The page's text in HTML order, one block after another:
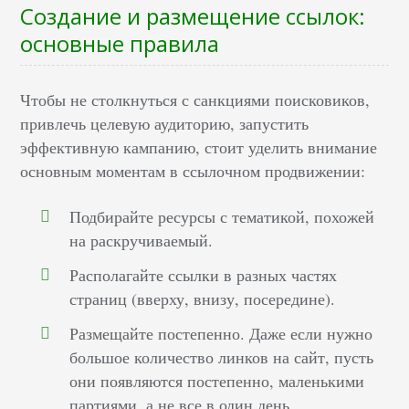
Создание и размещение ссылок:
основные правила
Чтобы не столкнуться с санкциями поисковиков,
привлечь целевую аудиторию, запустить
эффективную кампанию, стоит уделить внимание
основным моментам в ссылочном продвижении:
Подбирайте ресурсы с тематикой, похожей
на раскручиваемый.
Располагайте ссылки в разных частях
страниц (вверху, внизу, посередине).
Размещайте постепенно. Даже если нужно
большое количество линков на сайт, пусть
они появляются постепенно, маленькими